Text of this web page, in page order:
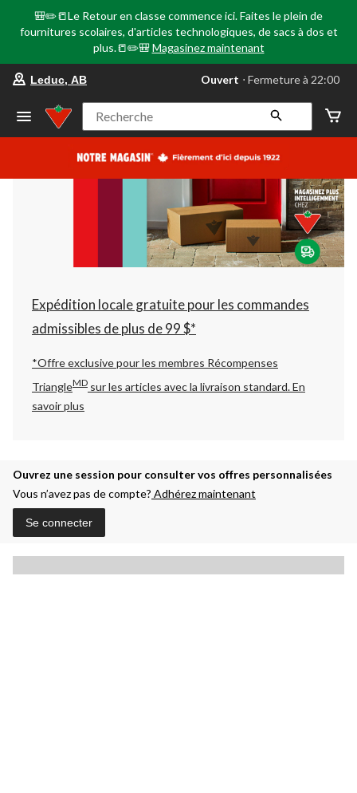
🎒✏️📒Le Retour en classe commence ici. Faites le plein de
fournitures scolaires, d'articles technologiques, de sacs à dos et
plus.📒✏️🎒 Magasinez maintenant
votre
préféré
Leduc,
AB,
courament
Fermeture
à
22:00
cliquer
pour
changer
Leduc, AB Ouvert ⋅ Fermeture à 22:00
Recherche
Expédition locale gratuite pour les commandes
admissibles de plus de 99 $*
*Offre exclusive pour les membres Récompenses
TriangleMD sur les articles avec la livraison standard.En
savoir plus
Ouvrez une session pour consulter vos offres personnalisées
Vous n’avez pas de compte? Adhérez maintenant
Se connecter